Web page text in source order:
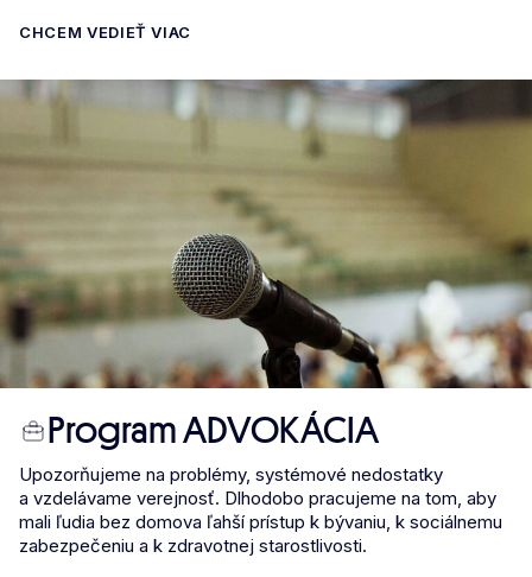
CHCEM VEDIEŤ VIAC
Program ADVOKÁCIA
Upozorňujeme na problémy, systémové nedostatky
a vzdelávame verejnosť. Dlhodobo pracujeme na tom, aby
mali ľudia bez domova ľahší prístup k bývaniu, k sociálnemu
zabezpečeniu a k zdravotnej starostlivosti.